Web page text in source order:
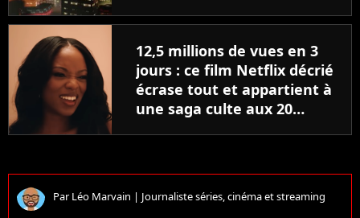
planning crédible
12,5 millions de vues en 3
jours : ce film Netflix décrié
écrase tout et appartient à
une saga culte aux 20
ParLéo Marvain | Journaliste séries, cinéma et streaming